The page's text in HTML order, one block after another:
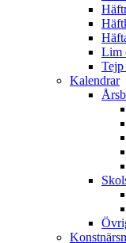
Lim
Tejp
Kalendrar